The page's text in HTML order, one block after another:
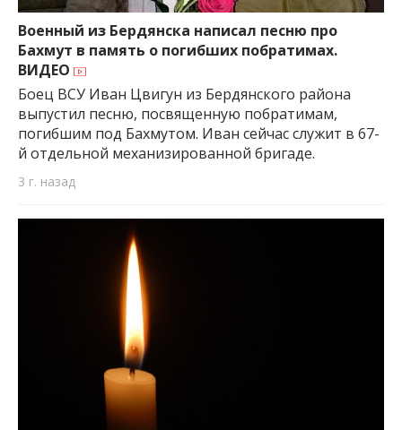
важную информацию о событиях
города Запорожья и области.
Военный из Бердянска написал песню про
Бахмут в память о погибших побратимах.
ВИДЕО
Боец ВСУ Иван Цвигун из Бердянского района
выпустил песню, посвященную побратимам,
погибшим под Бахмутом. Иван сейчас служит в 67-
й отдельной механизированной бригаде.
3 г. назад